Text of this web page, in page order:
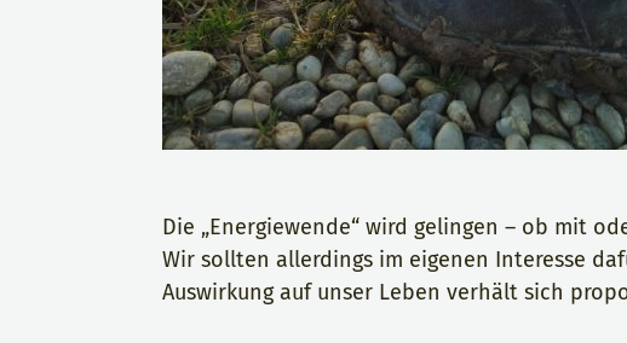
Die „Energiewende“ wird gelingen – ob mit
Wir sollten allerdings im eigenen Interesse
Auswirkung auf unser Leben verhält sich